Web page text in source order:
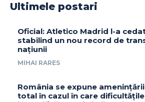
Ultimele postari
Oficial: Atletico Madrid l-a
stabilind un nou record de
națiunii
MIHAI RARES
România se expune
total în cazul în care